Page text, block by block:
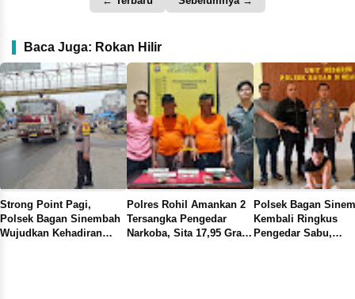
Baca Juga: Rokan Hilir
Polsek Bagan Sinembah
Kembali Ringkus
Pengedar Sabu,
Polsek Bagan Sinembah
Tangkap Pengedar Sabu,
Temukan 31 Paket
Sedang Bagikan
Polsek Bagan
Amankan Terduga